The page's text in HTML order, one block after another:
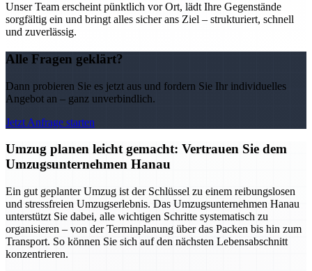
Unser Team erscheint pünktlich vor Ort, lädt Ihre Gegenstände
sorgfältig ein und bringt alles sicher ans Ziel – strukturiert, schnell
und zuverlässig.
Alle Fragen geklärt?
Dann probieren Sie es jetzt aus und fordern Sie Ihr individuelles
Angebot an – ganz unverbindlich.
Jetzt Anfrage starten
Umzug planen leicht gemacht: Vertrauen Sie dem
Umzugsunternehmen Hanau
Ein gut geplanter Umzug ist der Schlüssel zu einem reibungslosen
und stressfreien Umzugserlebnis. Das Umzugsunternehmen Hanau
unterstützt Sie dabei, alle wichtigen Schritte systematisch zu
organisieren – von der Terminplanung über das Packen bis hin zum
Transport. So können Sie sich auf den nächsten Lebensabschnitt
konzentrieren.